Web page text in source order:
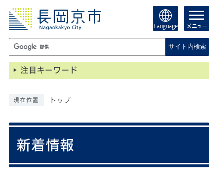
Language メニュー
サイト内検索
注目キーワード
現在位置 トップ
新着情報